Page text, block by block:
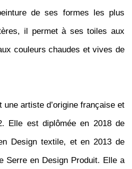
de ses formes les plus
il permet à ses toiles aux
couleurs chaudes et vives de
une artiste d’origine française et
Elle est diplômée en 2018 de
Design textile, et en 2013 de
Serre en Design Produit. Elle a